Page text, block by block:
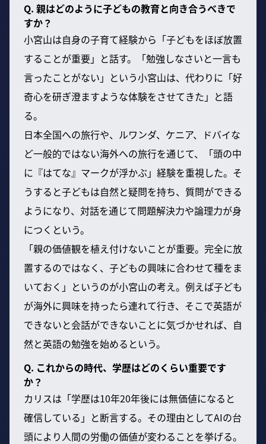
Q. 親はどのように子どもの教育と向き合うべきで
すか？
小宮山は自身の子育て経験から「子どもをほぼ放置
することが重要」と話す。「勉強しなさいと一言も
言ったことがない」という小宮山は、代わりに「好
奇心を研ぎ澄ますような体験をさせてきた」と語
る。
日本全国への旅行や、ルワンダ、ケニア、ドバイな
ど一般的ではない海外への旅行を通じて、「頭の中
に『はてな』マークが浮かぶ」経験を重視した。そ
うすると子どもは自然と疑問を持ち、質問ができる
ようになり、対話を通じて問題解決力や論理力が身
につくという。
「親の価値観を植え付けないことが重要。完全に放
置するのではなく、子どもの興味に合わせて種をま
いておく」というのが小宮山の考え。例えば子ども
が海外に興味を持ったら連れて行き、そこで英語が
できないと会話ができないことに気づかせれば、自
然と英語の勉強を始めるという。
Q. これからの時代、学歴はどのくらい重要です
か？
カリスは「学歴は10年20年後には無価値になると
確信している」と断言する。その理由としてAIの台
頭により人間の労働の価値が変わることを挙げる。